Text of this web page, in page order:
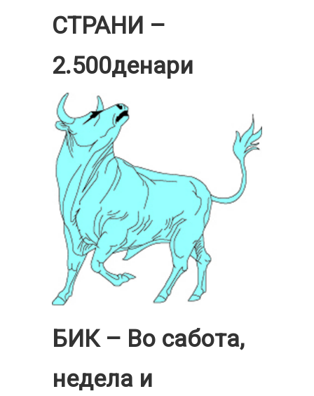
СТРАНИ –
2.500денари
БИК – Во сабота,
недела и